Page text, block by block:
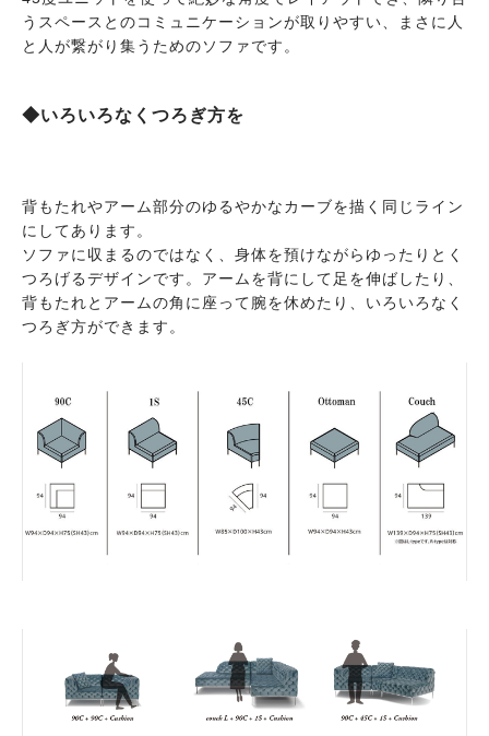
うスペースとのコミュニケーションが取りやすい、まさに人
と人が繋がり集うためのソファです。
◆いろいろなくつろぎ方を
背もたれやアーム部分のゆるやかなカーブを描く同じライン
にしてあります。
ソファに収まるのではなく、身体を預けながらゆったりとく
つろげるデザインです。アームを背にして足を伸ばしたり、
背もたれとアームの角に座って腕を休めたり、いろいろなく
つろぎ方ができます。